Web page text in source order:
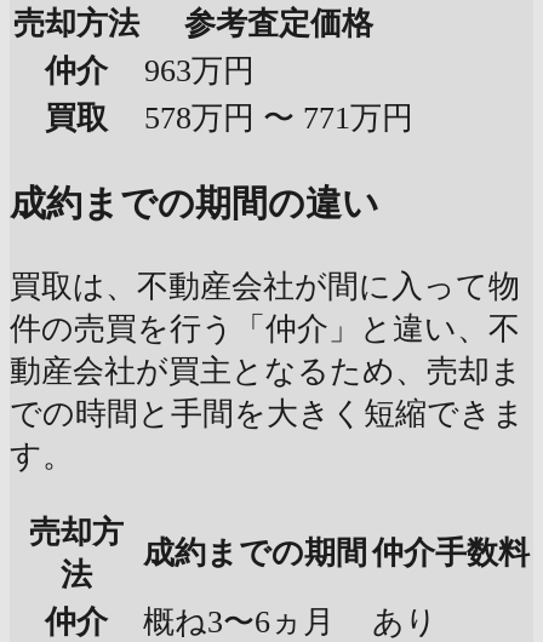
売却方法
参考査定価格
仲介
963万円
買取
578万円 〜 771万円
成約までの期間の違い
買取は、不動産会社が間に入って物
件の売買を行う「仲介」と違い、不
動産会社が買主となるため、売却ま
での時間と手間を大きく短縮できま
す。
売却方
法
成約までの期間 仲介手数料
仲介
概ね3〜6ヵ月
あり